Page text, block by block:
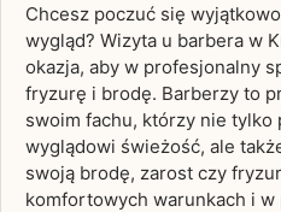
Chcesz poczuć się
wygląd? Wizyta u barbera w
okazja, aby w profesjonalny
fryzurę i brodę. Barberzy to
swoim fachu, którzy nie tylko
wyglądowi świeżość, ale
swoją brodę, zarost czy
komfortowych warunkach i